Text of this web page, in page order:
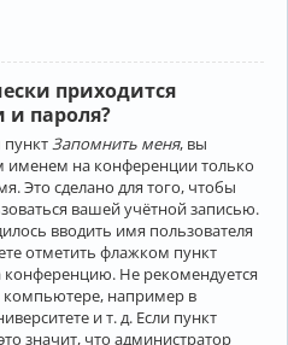
приходится
и пароля?
Запомнить меня, вы
именем на конференции только
Это сделано для того, чтобы
вашей учётной записью.
вводить имя пользователя
отметить флажком пункт
Не рекомендуется
компьютере, например в
и т. д. Если пункт
значит, что администратор